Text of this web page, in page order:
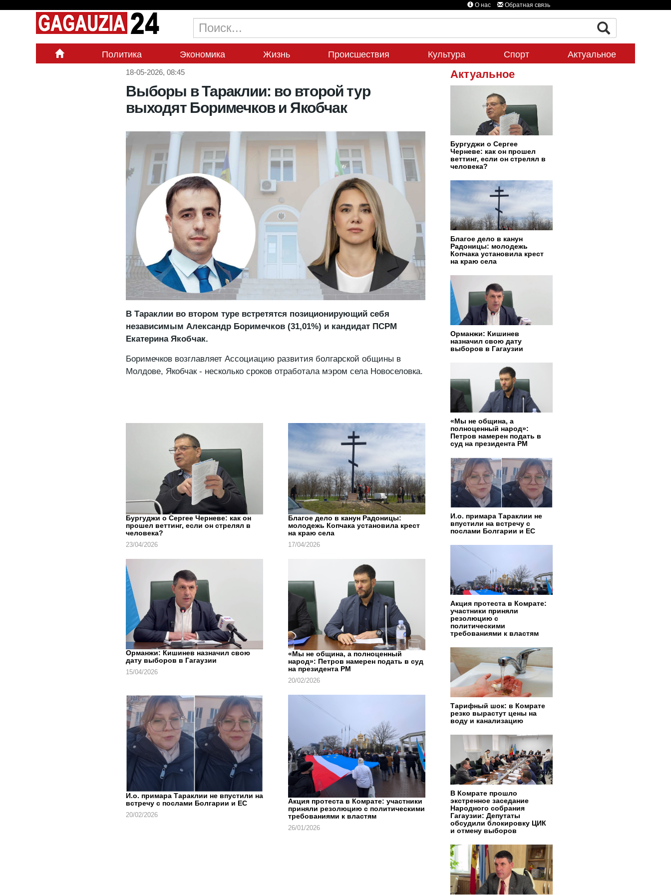
О нас Обратная связь
Политика Экономика Жизнь Происшествия Культура Спорт Актуальное
18-05-2026, 08:45
Выборы в Тараклии: во второй тур
выходят Боримечков и Якобчак
В Тараклии во втором туре встретятся позиционирующий себя
независимым Александр Боримечков (31,01%) и кандидат ПСРМ
Екатерина Якобчак.
Боримечков возглавляет Ассоциацию развития болгарской общины в
Молдове, Якобчак - несколько сроков отработала мэром села Новоселовка.
Бургуджи о Сергее Черневе: как он
прошел веттинг, если он стрелял в
человека?
23/04/2026
Благое дело в канун Радоницы:
молодежь Копчака установила крест
на краю села
17/04/2026
Орманжи: Кишинев назначил свою
дату выборов в Гагаузии
15/04/2026
«Мы не община, а полноценный
народ»: Петров намерен подать в суд
на президента РМ
20/02/2026
И.о. примара Тараклии не впустили на
встречу с послами Болгарии и ЕС
20/02/2026
Акция протеста в Комрате: участники
приняли резолюцию с политическими
требованиями к властям
26/01/2026
Актуальное
Бургуджи о Сергее
Черневе: как он прошел
веттинг, если он стрелял в
человека?
Благое дело в канун
Радоницы: молодежь
Копчака установила крест
на краю села
Орманжи: Кишинев
назначил свою дату
выборов в Гагаузии
«Мы не община, а
полноценный народ»:
Петров намерен подать в
суд на президента РМ
И.о. примара Тараклии не
впустили на встречу с
послами Болгарии и ЕС
Акция протеста в Комрате:
участники приняли
резолюцию с
политическими
требованиями к властям
Тарифный шок: в Комрате
резко вырастут цены на
воду и канализацию
В Комрате прошло
экстренное заседание
Народного собрания
Гагаузии: Депутаты
обсудили блокировку ЦИК
и отмену выборов